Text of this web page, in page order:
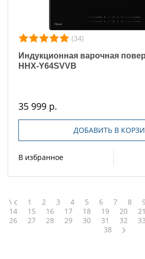
(34)
Индукционная варочная
HHX-Y64SVVB
35 999 р.
ДОБАВИТЬ В
В избранное
\ 1 2 3 4 5 6 7 8
14
15 16 17 18 19 20 21
26
27 28 29 30 31 32 33
38